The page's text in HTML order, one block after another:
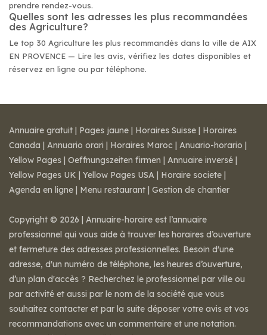
prendre rendez-vous.
Quelles sont les adresses les plus recommandées
des Agriculture?
Le top 30 Agriculture les plus recommandés dans la ville de AIX
EN PROVENCE — Lire les avis, vérifiez les dates disponibles et
réservez en ligne ou par téléphone.
Annuaire gratuit | Pages jaune | Horaires Suisse | Horaires
Canada | Annuario orari | Horaires Maroc | Anuario-horario |
Yellow Pages | Oeffnungszeiten firmen | Annuaire inversé |
Yellow Pages UK | Yellow Pages USA | Horaire societe |
Agenda en ligne | Menu restaurant | Gestion de chantier
Copyright © 2026 | Annuaire-horaire est l’annuaire
professionnel qui vous aide à trouver les horaires d’ouverture
et fermeture des adresses professionnelles. Besoin d'une
adresse, d'un numéro de téléphone, les heures d’ouverture,
d’un plan d'accès ? Recherchez le professionnel par ville ou
par activité et aussi par le nom de la société que vous
souhaitez contacter et par la suite déposer votre avis et vos
recommandations avec un commentaire et une notation.